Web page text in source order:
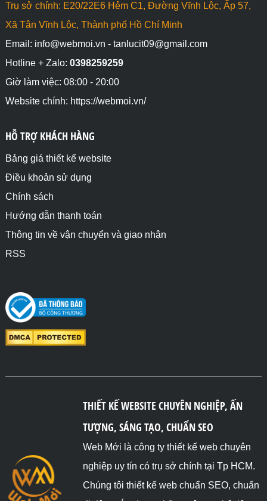
Trụ sở chính: E20/22E6 Hẻm C1, Đường Vĩnh Lộc, Ấp 57,
Xã Tân Vĩnh Lộc, Thành phố Hồ Chí Minh
Email: info@webmoi.vn - tanlucit09@gmail.com
Hotline + Zalo: 0398259259
Giờ làm việc: 08:00 - 20:00
Website chính: https://webmoi.vn/
HỖ TRỢ KHÁCH HÀNG
Bảng giá thiết kế website
Điều khoản sử dụng
Chính sách
Hướng dẫn thanh toán
Thông tin về vận chuyển và giao nhận
RSS
THIẾT KẾ WEBSITE CHUYÊN NGHIỆP, ẤN
TƯỢNG, SÁNG TẠO, CHUẨN SEO
Web Mới là công ty thiết kế web chuyên
nghiệp uy tín có trụ sở chính tại Tp HCM.
Chúng tôi thiết kế web chuẩn SEO, chuẩn